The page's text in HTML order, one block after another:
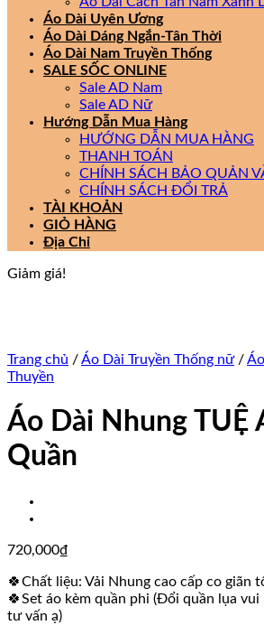
Áo Dài Uyên Ương
Áo Dài Dáng Ngắn-Tân Thời
Áo Dài Nam Truyền Thống
SALE SỐC ONLINE
Sale AD Nam
Sale AD Nữ
Hướng Dẫn Mua Hàng
HƯỚNG DẪN MUA HÀNG
THANH TOÁN
CHÍNH SÁCH BẢO QUẢN
CHÍNH SÁCH ĐỔI TRẢ
TÀI KHOẢN
GIỎ HÀNG
Địa Chỉ
Giảm giá!
Trang chủ /Áo Dài Truyền Thống nữ /
Thuyền
Áo Dài Nhung TUỆ
Quần
720,000₫
🍀Chất liệu: Vải Nhung cao cấp co giãn
🍀Set áo kèm quần phi (Đổi quần lụa
tư vấn ạ)